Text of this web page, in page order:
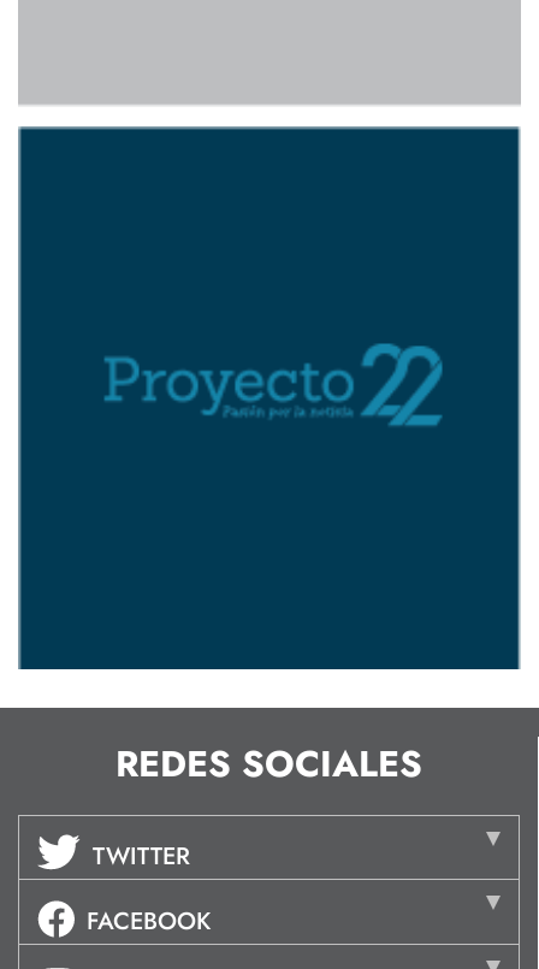
REDES SOCIALES
TWITTER
FACEBOOK